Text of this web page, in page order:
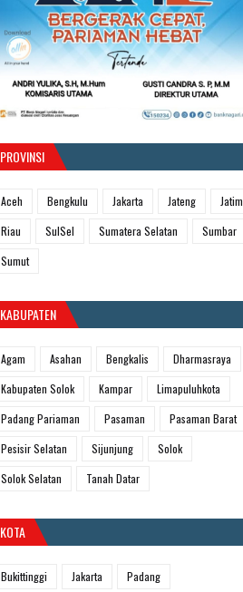
PROVINSI
Aceh Bengkulu Jakarta Jateng
Jatim
Riau
SulSel Sumatera Selatan
Sumbar
Sumut
KABUPATEN
Agam Asahan Bengkalis
Dharmasraya
Kabupaten Solok
Kampar
Limapuluhkota
Padang Pariaman
Pasaman
Pasaman Barat
Pesisir Selatan
Sijunjung
Solok
Solok Selatan
Tanah Datar
KOTA
Bukittinggi Jakarta
Padang